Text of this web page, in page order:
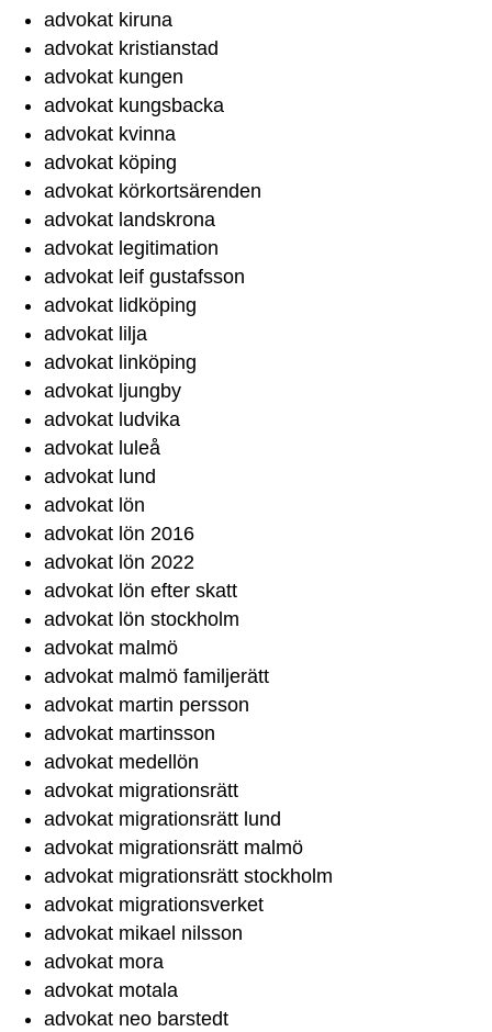
advokat kiruna
advokat kristianstad
advokat kungen
advokat kungsbacka
advokat kvinna
advokat köping
advokat körkortsärenden
advokat landskrona
advokat legitimation
advokat leif gustafsson
advokat lidköping
advokat lilja
advokat linköping
advokat ljungby
advokat ludvika
advokat luleå
advokat lund
advokat lön
advokat lön 2016
advokat lön 2022
advokat lön efter skatt
advokat lön stockholm
advokat malmö
advokat malmö familjerätt
advokat martin persson
advokat martinsson
advokat medellön
advokat migrationsrätt
advokat migrationsrätt lund
advokat migrationsrätt malmö
advokat migrationsrätt stockholm
advokat migrationsverket
advokat mikael nilsson
advokat mora
advokat motala
advokat neo barstedt